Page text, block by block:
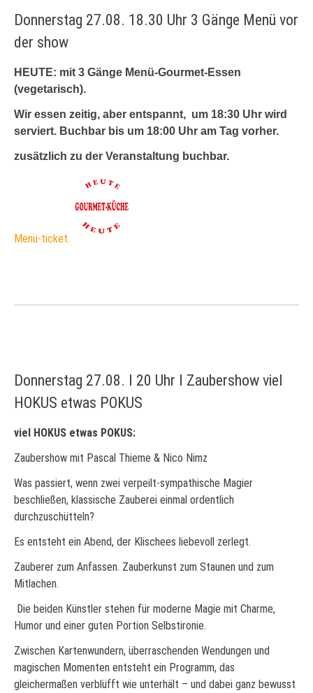
Donnerstag 27.08. 18.30 Uhr 3 Gänge Menü vor
der show
HEUTE: mit 3 Gänge Menü-Gourmet-Essen
(vegetarisch).
Wir essen zeitig, aber entspannt, um 18:30 Uhr wird
serviert. Buchbar bis um 18:00 Uhr am Tag vorher.
zusätzlich zu der Veranstaltung buchbar.
Menü-ticket.
Donnerstag 27.08. I 20 Uhr I Zaubershow viel
HOKUS etwas POKUS
viel HOKUS etwas POKUS:
Zaubershow mit Pascal Thieme & Nico Nimz
Was passiert, wenn zwei verpeilt-sympathische Magier
beschließen, klassische Zauberei einmal ordentlich
durchzuschütteln?
Es entsteht ein Abend, der Klischees liebevoll zerlegt.
Zauberer zum Anfassen. Zauberkunst zum Staunen und zum
Mitlachen.
Die beiden Künstler stehen für moderne Magie mit Charme,
Humor und einer guten Portion Selbstironie.
Zwischen Kartenwundern, überraschenden Wendungen und
magischen Momenten entsteht ein Programm, das
gleichermaßen verblüfft wie unterhält – und dabei ganz bewusst